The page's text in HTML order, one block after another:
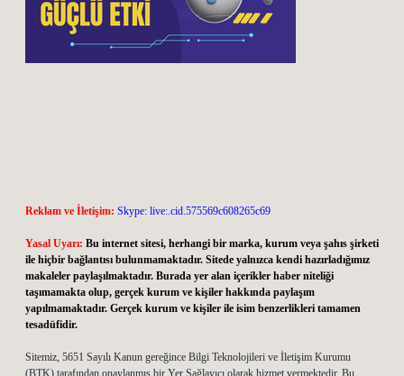
Reklam ve İletişim: Skype: live:.cid.575569c608265c69
Yasal Uyarı: Bu internet sitesi, herhangi bir marka, kurum veya şahıs şirketi
ile hiçbir bağlantısı bulunmamaktadır. Sitede yalnızca kendi hazırladığımız
makaleler paylaşılmaktadır. Burada yer alan içerikler haber niteliği
taşımamakta olup, gerçek kurum ve kişiler hakkında paylaşım
yapılmamaktadır. Gerçek kurum ve kişiler ile isim benzerlikleri tamamen
tesadüfidir.
Sitemiz, 5651 Sayılı Kanun gereğince Bilgi Teknolojileri ve İletişim Kurumu
(BTK) tarafından onaylanmış bir Yer Sağlayıcı olarak hizmet vermektedir. Bu